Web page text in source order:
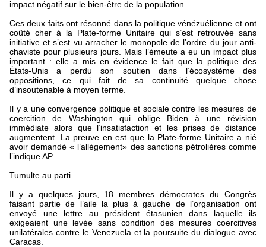
impact négatif sur le bien-être de la population.
Ces deux faits ont résonné dans la politique vénézuélienne et ont
coûté cher à la Plate-forme Unitaire qui s’est retrouvée sans
initiative et s’est vu arracher le monopole de l’ordre du jour anti-
chaviste pour plusieurs jours. Mais l’émeute a eu un impact plus
important : elle a mis en évidence le fait que la politique des
États-Unis a perdu son soutien dans l’écosystème des
oppositions, ce qui fait de sa continuité quelque chose
d’insoutenable à moyen terme.
Il y a une convergence politique et sociale contre les mesures de
coercition de Washington qui oblige Biden à une révision
immédiate alors que l’insatisfaction et les prises de distance
augmentent. La preuve en est que la Plate-forme Unitaire a nié
avoir demandé « l’allégement» des sanctions pétrolières comme
l’indique AP.
Tumulte au parti
Il y a quelques jours, 18 membres démocrates du Congrès
faisant partie de l’aile la plus à gauche de l’organisation ont
envoyé une lettre au président étasunien dans laquelle ils
exigeaient une levée sans condition des mesures coercitives
unilatérales contre le Venezuela et la poursuite du dialogue avec
Caracas.